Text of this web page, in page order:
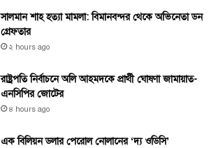
সালমান শাহ হত্যা মামলা: বিমানবন্দর থেকে অভিনেতা ডন
গ্রেফতার
২ hours ago
রাষ্ট্রপতি নির্বাচনে অলি আহমদকে প্রার্থী ঘোষণা জামায়াত-
এনসিপির জোটের
৪ hours ago
এক বিলিয়ন ডলার পেরোল নোলানের ‘দ্য ওডিসি’